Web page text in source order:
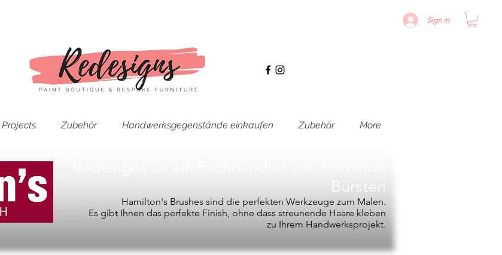
Sign in
Projects Zubehör Handwerksgegenstände einkaufen Zubehör More
Bürsten
Hamilton's Brushes sind die perfekten Werkzeuge zum Malen.
Es gibt Ihnen das perfekte Finish, ohne dass streunende Haare kleben
zu Ihrem Handwerksprojekt.